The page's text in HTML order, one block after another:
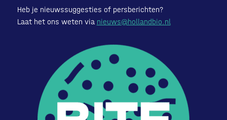
Heb je nieuwssuggesties of persberichten?
Laat het ons weten via nieuws@hollandbio.nl